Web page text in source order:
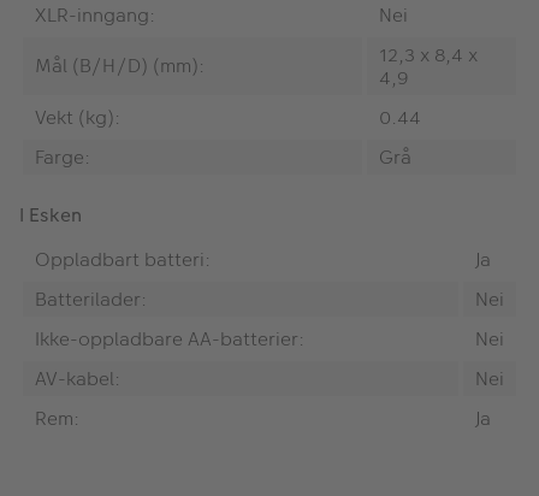
XLR-inngang:
Nei
Mål (B/H/D) (mm):
12,3 x 8,4 x
4,9
Vekt (kg):
0.44
Farge:
Grå
I Esken
Oppladbart batteri:
Ja
Batterilader:
Nei
Ikke-oppladbare AA-batterier:
Nei
AV-kabel:
Nei
Rem:
Ja